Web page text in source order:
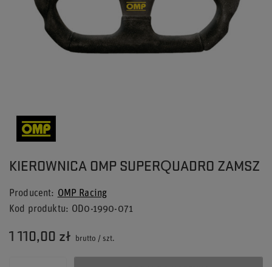
KIEROWNICA OMP SUPERQUADRO ZAMSZ
Producent
OMP Racing
Kod produktu
OD0-1990-071
1 110,00 zł brutto / szt.